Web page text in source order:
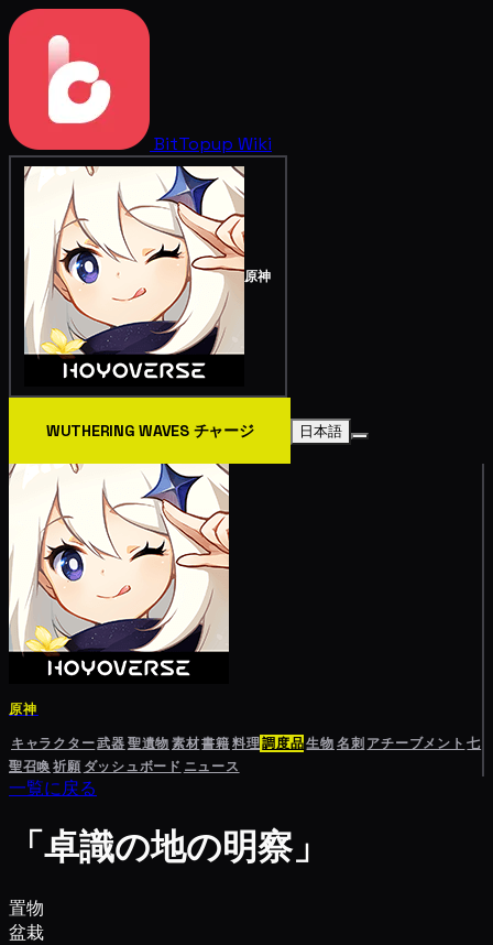
BitTopup Wiki
原神
WUTHERING WAVES チャージ 日本語
原神
キャラクター武器聖遺物素材書籍料理調度品生物名刺 アチーブメント 七
聖召喚祈願 ダッシュボード ニュース
一覧に戻る
「卓識の地の明察」
置物
盆栽